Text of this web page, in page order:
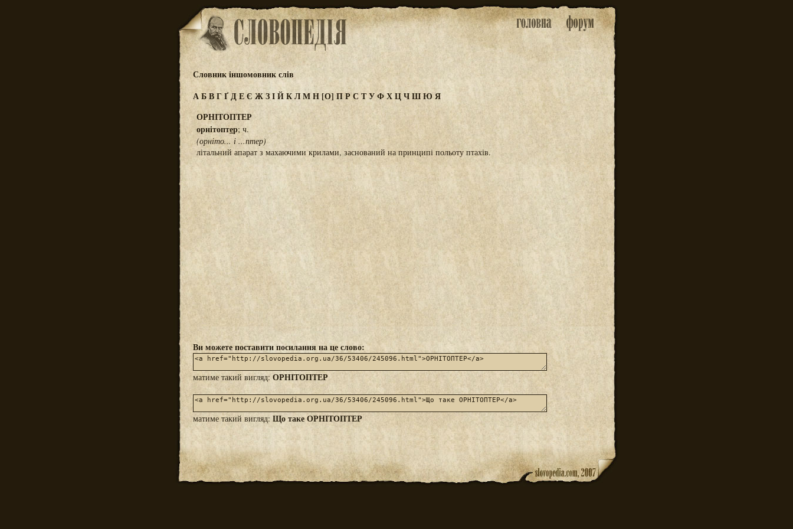
Словник іншомовник слів
АБВГҐДЕЄ ЖЗІЙКЛМН[О] ПРС ТУФХЦЧШЮ Я
ОРНІТОПТЕР
орнітоптер; ч.
(орніто... і ...птер)
літальний апарат з махаючими крилами, заснований на принципі польоту птахів.
Ви можете поставити посилання на це слово:
матиме такий вигляд: ОРНІТОПТЕР
матиме такий вигляд: Що таке ОРНІТОПТЕР